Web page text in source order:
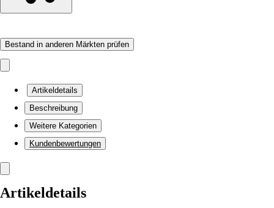
Bestand in anderen Märkten prüfen
Artikeldetails
Beschreibung
Weitere Kategorien
Kundenbewertungen
Artikeldetails